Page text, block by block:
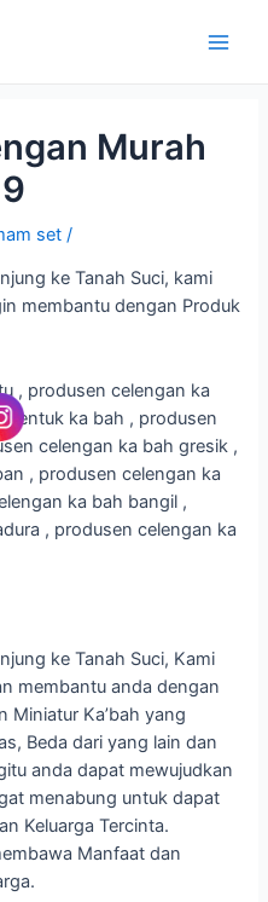
Murah
set/
ke Tanah Suci, kami
membantu dengan Produk
, produsen celengan ka
ka bah , produsen
celengan ka bah gresik ,
, produsen celengan ka
ka bah bangil ,
, produsen celengan ka
ke Tanah Suci, Kami
membantu anda dengan
Miniatur Ka’bah yang
Beda dari yang lain dan
anda dapat mewujudkan
menabung untuk dapat
Keluarga Tercinta.
Manfaat dan